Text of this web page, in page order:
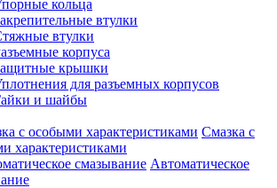
кольца
втулки
втулки
корпуса
крышки
для разъемных корпусов
и шайбы
Смазка с
характеристиками
Автоматическое